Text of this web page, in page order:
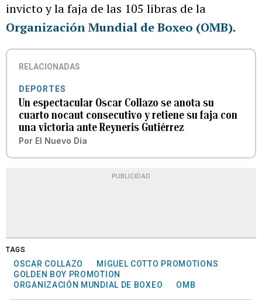
invicto y la faja de las 105 libras de la
Organización Mundial de Boxeo (OMB).
RELACIONADAS
DEPORTES
Un espectacular Oscar Collazo se anota su
cuarto nocaut consecutivo y retiene su faja con
una victoria ante Reyneris Gutiérrez
Por El Nuevo Día
PUBLICIDAD
TAGS
OSCAR COLLAZO
MIGUEL COTTO PROMOTIONS
GOLDEN BOY PROMOTION
ORGANIZACIÓN MUNDIAL DE BOXEO
OMB